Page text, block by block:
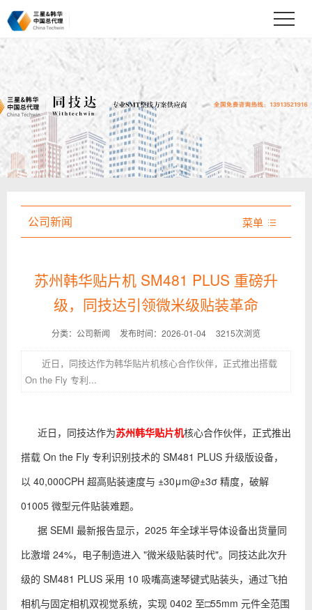
公司新闻 菜单 
苏州韩华贴片机 SM481 PLUS 重磅升
级，同技达引领微米级贴装革命
分类：公司新闻 发布时间：2026-01-04 3215次浏览
近日，同技达作为韩华贴片机核心合作伙伴，正式推出搭载
On the Fly 专利...
近日，同技达作为苏州韩华贴片机核心合作伙伴，正式推出
搭载 On the Fly 专利识别技术的 SM481 PLUS 升级版设备，
以 40,000CPH 超高贴装速度与 ±30μm@±3σ 精度，破解
01005 微型元件贴装难题。
据 SEMI 最新报告显示，2025 年全球半导体设备出货量同
比激增 24%，电子制造进入 "微米级贴装时代"。同技达此次升
级的 SM481 PLUS 采用 10 吸嘴高速琴键式贴装头，通过飞拍
相机与固定相机双视觉系统，实现 0402 至□55mm 元件全范围